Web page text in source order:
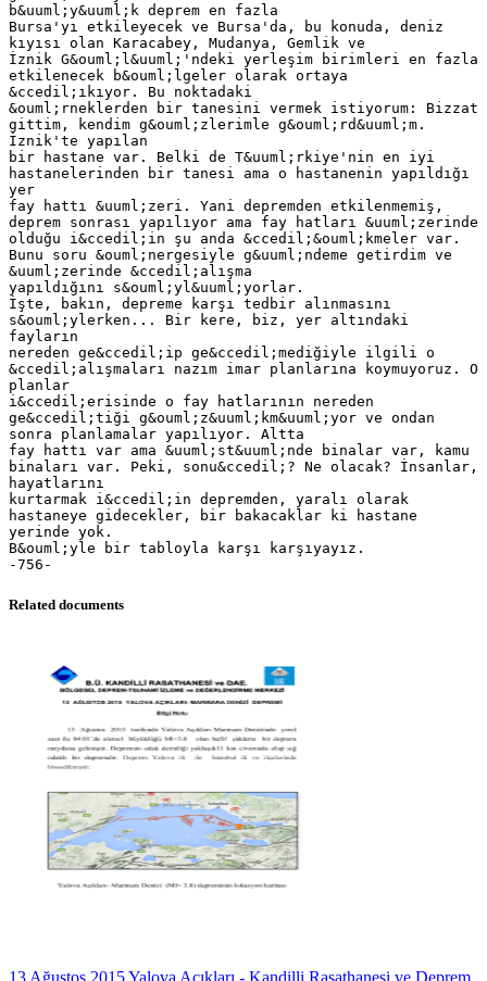
b&uuml;y&uuml;k deprem en fazla
Bursa'yı etkileyecek ve Bursa'da, bu konuda, deniz
kıyısı olan Karacabey, Mudanya, Gemlik ve
İznik G&ouml;l&uuml;'ndeki yerleşim birimleri en fazla
etkilenecek b&ouml;lgeler olarak ortaya
&ccedil;ıkıyor. Bu noktadaki
&ouml;rneklerden bir tanesini vermek istiyorum: Bizzat
gittim, kendim g&ouml;zlerimle g&ouml;rd&uuml;m.
İznik'te yapılan
bir hastane var. Belki de T&uuml;rkiye'nin en iyi
hastanelerinden bir tanesi ama o hastanenin yapıldığı
yer
fay hattı &uuml;zeri. Yani depremden etkilenmemiş,
deprem sonrası yapılıyor ama fay hatları &uuml;zerinde
olduğu i&ccedil;in şu anda &ccedil;&ouml;kmeler var.
Bunu soru &ouml;nergesiyle g&uuml;ndeme getirdim ve
&uuml;zerinde &ccedil;alışma
yapıldığını s&ouml;yl&uuml;yorlar.
İşte, bakın, depreme karşı tedbir alınmasını
s&ouml;ylerken... Bir kere, biz, yer altındaki
fayların
nereden ge&ccedil;ip ge&ccedil;mediğiyle ilgili o
&ccedil;alışmaları nazım imar planlarına koymuyoruz. O
planlar
i&ccedil;erisinde o fay hatlarının nereden
ge&ccedil;tiği g&ouml;z&uuml;km&uuml;yor ve ondan
sonra planlamalar yapılıyor. Altta
fay hattı var ama &uuml;st&uuml;nde binalar var, kamu
binaları var. Peki, sonu&ccedil;? Ne olacak? İnsanlar,
hayatlarını
kurtarmak i&ccedil;in depremden, yaralı olarak
hastaneye gidecekler, bir bakacaklar ki hastane
yerinde yok.
B&ouml;yle bir tabloyla karşı karşıyayız.
Related documents